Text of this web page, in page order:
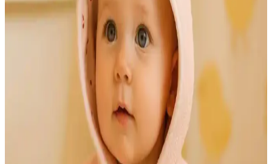
Kadın Bornoz Tasarımlarında Estetik ve
Fonksiyonelliğin Birlikteliği
Kadın bornozları, şıklık ve rahatlığı bir arada sunan modern
tasarımlarla öne çıkıyor. Malzeme çeşitleri ve detaylar, kullanımı ve
estetiği artırıyor, günlük yaşamda vazgeçilmez oluyor.
Bambu Bebek Bornoz Setleri ile Konfor ve Estetiğin
Mükemmel Buluşması
Bambu bebek bornoz setleri, yumuşak dokusu, yüksek emiciliği ve
doğal malzemeleriyle bebeklerin konforunu artırırken, dekorasyona
doğal ve şık bir dokunuş katıyor.